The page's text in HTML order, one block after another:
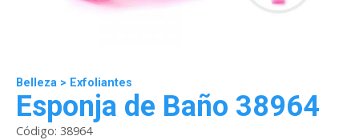
Belleza > Exfoliantes
Esponja de Baño 38964
Código: 38964